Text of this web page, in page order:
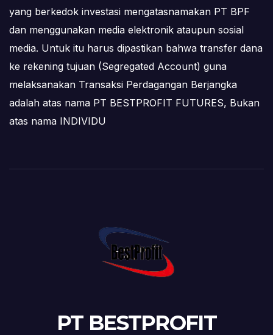
yang berkedok investasi mengatasnamakan PT BPF
dan menggunakan media elektronik ataupun sosial
media. Untuk itu harus dipastikan bahwa transfer dana
ke rekening tujuan (Segregated Account) guna
melaksanakan Transaksi Perdagangan Berjangka
adalah atas nama PT BESTPROFIT FUTURES, Bukan
atas nama INDIVIDU
PT BESTPROFIT